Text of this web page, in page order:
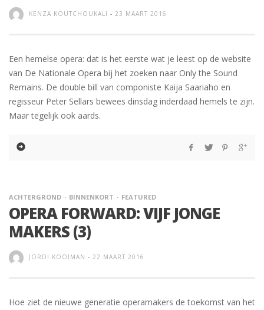
KENZA KOUTCHOUKALI - 23 MAART 2016
Een hemelse opera: dat is het eerste wat je leest op de website
van De Nationale Opera bij het zoeken naar Only the Sound
Remains. De double bill van componiste Kaija Saariaho en
regisseur Peter Sellars bewees dinsdag inderdaad hemels te zijn.
Maar tegelijk ook aards.
ACHTERGROND BINNENKORT FEATURED
OPERA FORWARD: VIJF JONGE
MAKERS (3)
JORDI KOOIMAN - 22 MAART 2016
Hoe ziet de nieuwe generatie operamakers de toekomst van het